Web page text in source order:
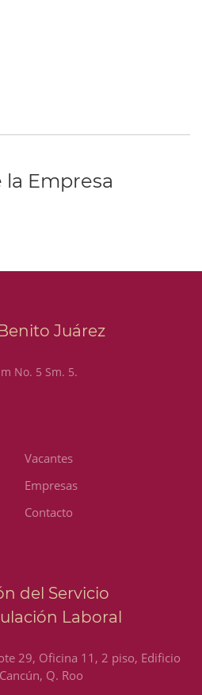
Empresa
Juárez
No. 5 Sm. 5.
Vacantes
Empresas
Contacto
del Servicio
Laboral
29, Oficina 11, 2 piso, Edificio
Q. Roo